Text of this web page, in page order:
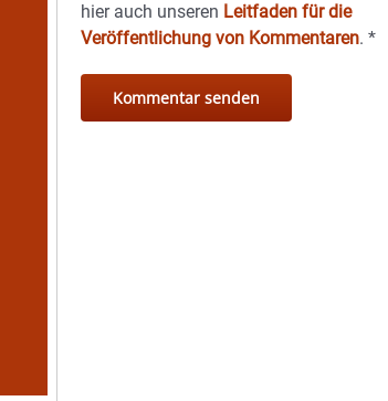
hier auch unseren Leitfaden für die
Veröffentlichung von Kommentaren.*